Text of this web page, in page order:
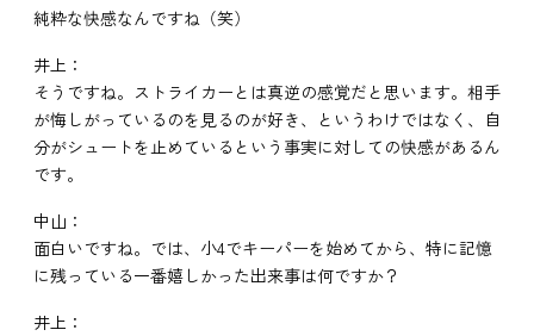
純粋な快感なんですね（笑）
井上：
そうですね。ストライカーとは真逆の感覚だと思います。相手
が悔しがっているのを見るのが好き、というわけではなく、自
分がシュートを止めているという事実に対しての快感があるん
です。
中山：
面白いですね。では、小4でキーパーを始めてから、特に記憶
に残っている一番嬉しかった出来事は何ですか？
井上：